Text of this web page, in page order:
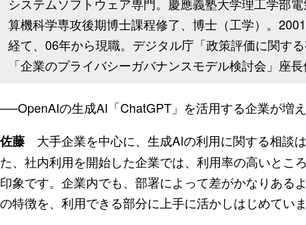
算機科学専攻後期博士課程修了、博士（工学）。
経て、06年から現職。デジタル庁「政策評価に関す
「企業のプライバシーガバナンスモデル検討会」座
──OpenAIの生成AI「ChatGPT」を活用する企業が増
佐藤 大手企業を中心に、生成AIの利用に関する相談
た、社内利用を開始した企業では、利用率の高いとこ
印象です。企業内でも、部署によって差がかなりある
の特徴を、利用できる部分に上手に活かしはじめてい